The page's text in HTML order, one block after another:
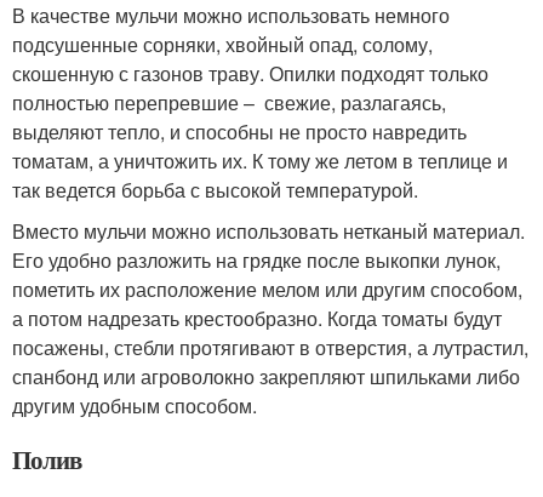
В качестве мульчи можно использовать немного
подсушенные сорняки, хвойный опад, солому,
скошенную с газонов траву. Опилки подходят только
полностью перепревшие – свежие, разлагаясь,
выделяют тепло, и способны не просто навредить
томатам, а уничтожить их. К тому же летом в теплице и
так ведется борьба с высокой температурой.
Вместо мульчи можно использовать нетканый материал.
Его удобно разложить на грядке после выкопки лунок,
пометить их расположение мелом или другим способом,
а потом надрезать крестообразно. Когда томаты будут
посажены, стебли протягивают в отверстия, а лутрастил,
спанбонд или агроволокно закрепляют шпильками либо
другим удобным способом.
Полив